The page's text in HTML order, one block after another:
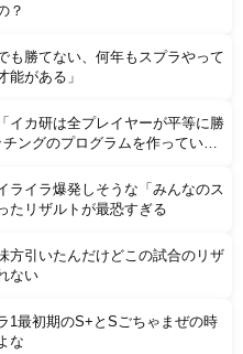
？
も勝てない、何年もスプラやって
能がある」
イカ研は全プレイヤーが平等に勝
ングのプログラムを作ってい
ライラ爆発しそうな「みんなのス
たリザルトが最恐すぎる
方引いたんだけどこの試合のリザ
ない
1最初期のS+とSごちゃまぜの時
な